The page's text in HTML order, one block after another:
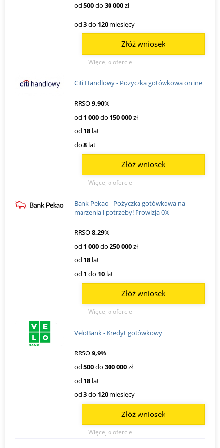
od 500do 30 000zł
od 3do 120 miesięcy
Więcej o ofercie
Złóż wniosek
Citi Handlowy - Pożyczka gotówkowa online
RRSO9.90%
od 1 000do 150 000zł
od 18 lat
do 8 lat
Więcej o ofercie
Złóż wniosek
Bank Pekao - Pożyczka gotówkowa na
marzenia i potrzeby! Prowizja 0%
RRSO8,29%
od 1 000do 250 000zł
od 18 lat
od 1 do 10 lat
Więcej o ofercie
Złóż wniosek
VeloBank - Kredyt gotówkowy
RRSO9,9%
od 500do 300 000zł
od 18 lat
od 3do 120 miesięcy
Więcej o ofercie
Złóż wniosek